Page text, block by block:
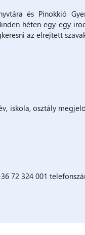
és Pinokkió
héten egy-egy
az elrejtett
iskola, osztály
72 324 001